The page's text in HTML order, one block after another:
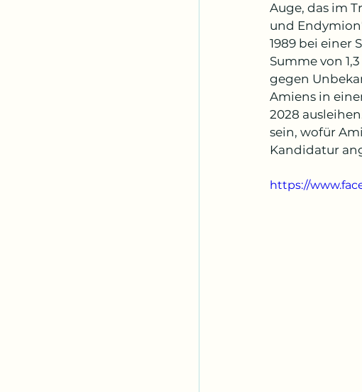
Auge, das im
und
1989 bei einer
Summe von
gegen
Amiens in
2028
sein, wofür
Kandidatur
https://